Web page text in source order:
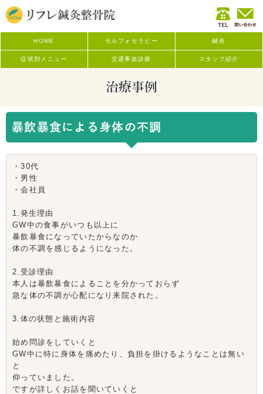
HOME モルフォセラピー 鍼灸
症状別メニュー 交通事故診療 スタッフ紹介
治療事例
暴飲暴食による身体の不調
・30代
・男性
・会社員
1.発生理由
GW中の食事がいつも以上に
暴飲暴食になっていたからなのか
体の不調を感じるようになった。
2.受診理由
本人は暴飲暴食によることを分かっておらず
急な体の不調が心配になり来院された。
3.体の状態と施術内容
始め問診をしていくと
GW中に特に身体を痛めたり、負担を掛けるようなことは無い
と
仰っていました。
ですが詳しくお話を聞いていくと